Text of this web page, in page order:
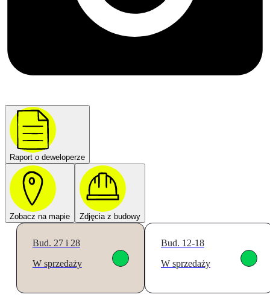
Raport o deweloperze
Zobacz na mapie Zdjęcia z budowy
Bud. 27 i 28
W sprzedaży
Bud. 12-18
W sprzedaży